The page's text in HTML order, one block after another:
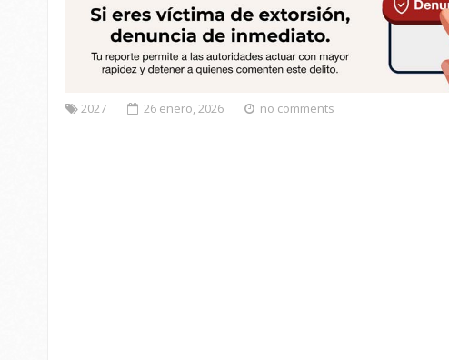
2027 26 enero, 2026 no comments